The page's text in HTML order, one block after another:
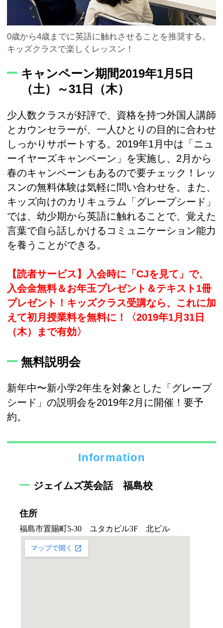
0歳から4歳までに英語に触れさせることを推奨する。
キッズクラスで楽しくレッスン！
キャンペーン期間2019年1月5日
（土）～31日（木）
少人数クラスが好評で、資格を持つ外国人講師
とカウンセラーが、一人ひとりの目的に合わせ
しっかりサポートする。2019年1月中は「ニュ
ーイヤーズキャンペーン」を実施し、2月から
春のキャンペーンもあるので要チェック！レッ
スンの無料体験は気軽に問い合わせを。また、
キッズ向けのカリキュラム「グレープシード」
では、幼少期から英語に触れることで、覚えた
言葉で自ら話しかけるコミュニケーション能力
を養うことができる。
【読者サービス】入会時に「CJを見て」で、
入会金無料＆お年玉プレゼント＆テキスト1冊
プレゼント！キッズクラス受講なら、これに加
えて初月授業料を無料に！〈2019年1月31日
（木）まで有効〉
無料説明会
新年中〜新小学2年生を対象とした「グレープ
シード」の説明会を2019年2月に開催！要予
約。
Information
ジェイムズ英会話 福島校
住所